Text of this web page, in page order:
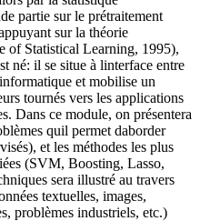
partie sur le prétraitement
sur la théorie
of Statistical Learning, 1995),
né: il se situe à linterface entre
et mobilise un
tournés vers les applications
Dans ce module, on présentera
quil permet daborder
et les méthodes les plus
(SVM, Boosting, Lasso,
sera illustré au travers
textuelles, images,
problèmes industriels, etc.)